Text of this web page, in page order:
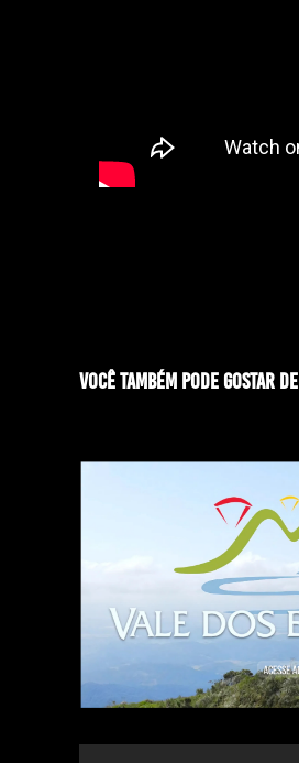
Você também pode gostar